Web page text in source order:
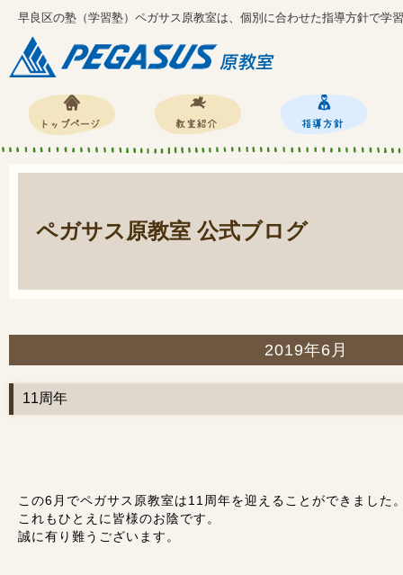
早良区の塾（学習塾）ペガサス原教室は、個別に合わせた指導方針で学
ペガサス原教室 公式ブログ
2019年6月
11周年
この6月でペガサス原教室は11周年を迎えることができました
これもひとえに皆様のお陰です。
誠に有り難うございます。